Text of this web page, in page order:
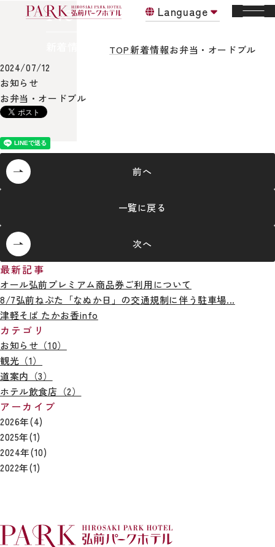
Language
News
TOP新着情報お弁当・オードブル
2024/07/12
お知らせ
お弁当・オードブル
前へ
一覧に戻る
次へ
最新記事
オール弘前プレミアム商品券ご利用について
8/7弘前ねぷた「なぬか日」の交通規制に伴う駐車場...
津軽そば たかお香info
カテゴリ
お知らせ（10）
観光（1）
道案内（3）
ホテル飲食店（2）
アーカイブ
2026年(4)
2025年(1)
2024年(10)
2022年(1)
朝食
代表：0172-31-0089